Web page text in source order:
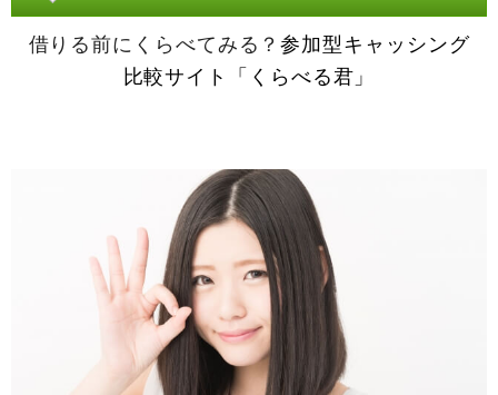
借りる前にくらべてみる？参加型キャッシング
比較サイト「くらべる君」